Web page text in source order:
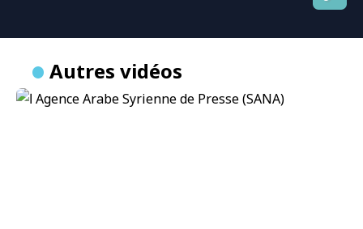
Autres vidéos